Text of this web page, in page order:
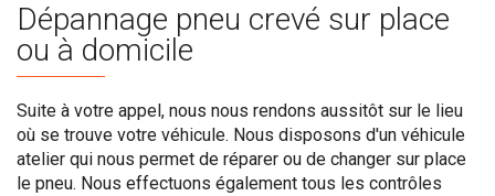
Dépannage pneu crevé sur place
ou à domicile
Suite à votre appel, nous nous rendons aussitôt sur le lieu
où se trouve votre véhicule. Nous disposons d'un véhicule
atelier qui nous permet de réparer ou de changer sur place
le pneu. Nous effectuons également tous les contrôles